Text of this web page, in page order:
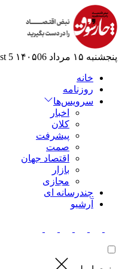
پنجشنبه ۱۵ مرداد ۱۴۰۵ 06 2026August 5 شعبان 2026
خانه
روزنامه
سرویس‌ها
اخبار
کلان
پیشرفت
صمت
اقتصاد جهان
بازار
مجازی
چندرسانه ای
آرشیو